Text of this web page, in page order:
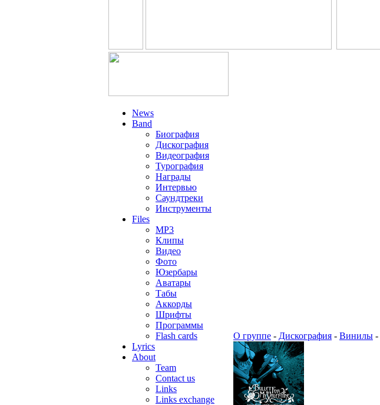
News
Band
Биография
Дискография
Видеография
Турография
Награды
Интервью
Саундтреки
Инструменты
Files
MP3
Клипы
Видео
Фото
Юзербары
Аватары
Табы
Аккорды
Шрифты
Программы
Flash cards
Lyrics
About
Team
Contact us
Links
Links exchange
О группе - Дискография - Винилы -